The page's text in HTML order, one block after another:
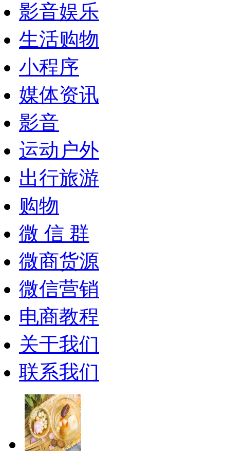
影音娱乐
生活购物
小程序
媒体资讯
影音
运动户外
出行旅游
购物
微 信 群
微商货源
微信营销
电商教程
关于我们
联系我们